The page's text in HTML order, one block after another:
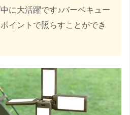
に大活躍です♪バーベキュー
イントで照らすことができ